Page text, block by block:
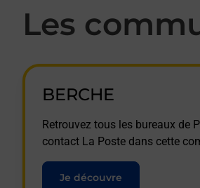
Les
BERCHE
Retrouvez tous les bureaux de
contact La Poste dans cette
Je découvre